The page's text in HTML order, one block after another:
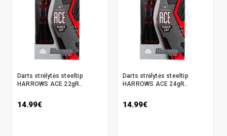
Darts strėlytės steeltip
HARROWS ACE 22gR..
14.99€
Darts strėlytės steeltip
HARROWS ACE 24gR..
14.99€